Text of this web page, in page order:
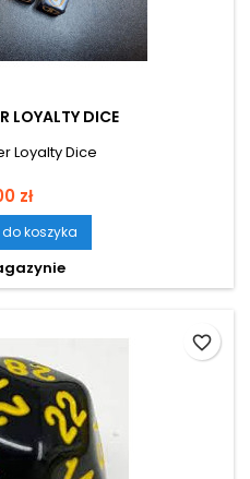
LOYALTY DICE
Loyalty Dice
zł
koszyka
favorite_border